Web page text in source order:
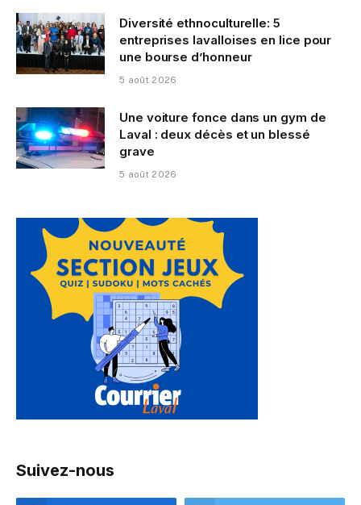
Diversité ethnoculturelle: 5
entreprises lavalloises en lice pour
une bourse d’honneur
5 août 2026
Une voiture fonce dans un gym de
Laval : deux décès et un blessé
grave
5 août 2026
Suivez-nous